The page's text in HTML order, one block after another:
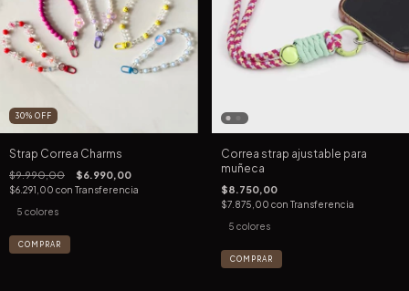
30% OFF
Strap Correa Charms
$9.990,00 $6.990,00
$6.291,00 con Transferencia
5 colores
COMPRAR
Correa strap ajustable para
muñeca
$8.750,00
$7.875,00 con Transferencia
5 colores
COMPRAR